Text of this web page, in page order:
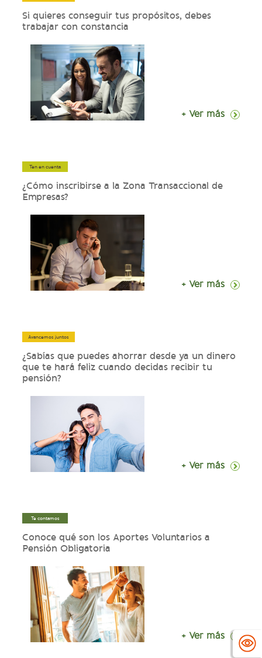
Si quieres conseguir tus propósitos, debes
trabajar con constancia
+ Ver más
Ten en cuenta
¿Cómo inscribirse a la Zona Transaccional de
Empresas?
+ Ver más
Avancemos juntos
¿Sabías que puedes ahorrar desde ya un dinero
que te hará feliz cuando decidas recibir tu
pensión?
+ Ver más
Te contamos
Conoce qué son los Aportes Voluntarios a
Pensión Obligatoria
+ Ver más